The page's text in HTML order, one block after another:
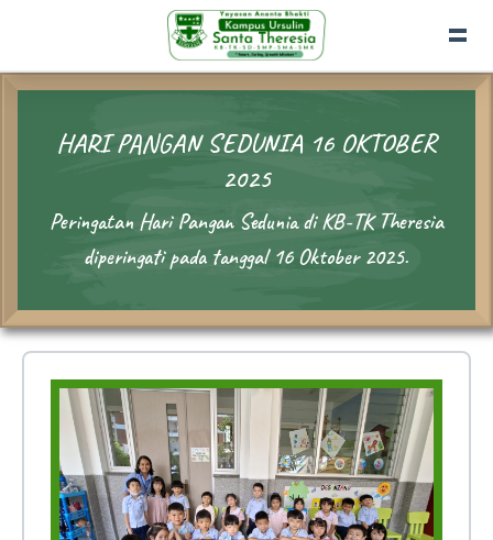
HARI PANGAN SEDUNIA 16 OKTOBER
2025
Peringatan Hari Pangan Sedunia di KB-TK Theresia
diperingati pada tanggal 16 Oktober 2025.